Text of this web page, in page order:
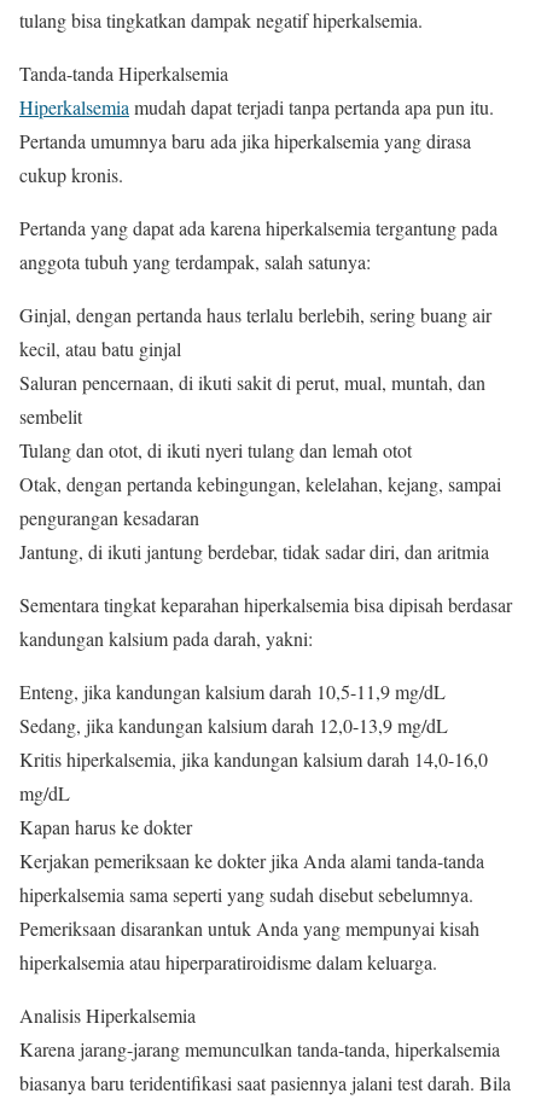
tulang bisa tingkatkan dampak negatif hiperkalsemia.
Tanda-tanda Hiperkalsemia
Hiperkalsemia mudah dapat terjadi tanpa pertanda apa pun itu.
Pertanda umumnya baru ada jika hiperkalsemia yang dirasa
cukup kronis.
Pertanda yang dapat ada karena hiperkalsemia tergantung pada
anggota tubuh yang terdampak, salah satunya:
Ginjal, dengan pertanda haus terlalu berlebih, sering buang air
kecil, atau batu ginjal
Saluran pencernaan, di ikuti sakit di perut, mual, muntah, dan
sembelit
Tulang dan otot, di ikuti nyeri tulang dan lemah otot
Otak, dengan pertanda kebingungan, kelelahan, kejang, sampai
pengurangan kesadaran
Jantung, di ikuti jantung berdebar, tidak sadar diri, dan aritmia
Sementara tingkat keparahan hiperkalsemia bisa dipisah berdasar
kandungan kalsium pada darah, yakni:
Enteng, jika kandungan kalsium darah 10,5-11,9 mg/dL
Sedang, jika kandungan kalsium darah 12,0-13,9 mg/dL
Kritis hiperkalsemia, jika kandungan kalsium darah 14,0-16,0
mg/dL
Kapan harus ke dokter
Kerjakan pemeriksaan ke dokter jika Anda alami tanda-tanda
hiperkalsemia sama seperti yang sudah disebut sebelumnya.
Pemeriksaan disarankan untuk Anda yang mempunyai kisah
hiperkalsemia atau hiperparatiroidisme dalam keluarga.
Analisis Hiperkalsemia
Karena jarang-jarang memunculkan tanda-tanda, hiperkalsemia
biasanya baru teridentifikasi saat pasiennya jalani test darah. Bila